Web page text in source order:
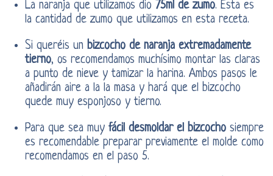
La naranja que utilizamos dio 75ml de zumo. Esta es
la cantidad de zumo que utilizamos en esta receta.
Si queréis un bizcocho de naranja extremadamente
tierno, os recomendamos muchísimo montar las claras
a punto de nieve y tamizar la harina. Ambos pasos le
añadirán aire a la la masa y hará que el bizcocho
quede muy esponjoso y tierno.
Para que sea muy fácil desmoldar el bizcochosiempre
es recomendable preparar previamente el molde como
recomendamos en el paso 5.